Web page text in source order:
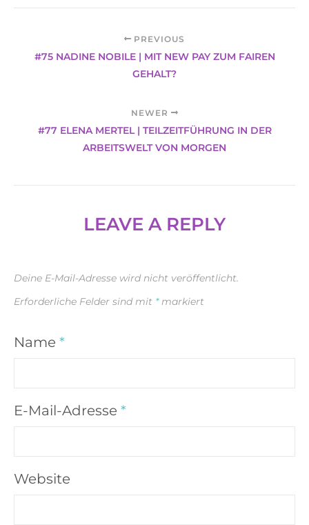
PREVIOUS
#75 NADINE NOBILE | MIT NEW PAY ZUM FAIREN
GEHALT?
NEWER
#77 ELENA MERTEL | TEILZEITFÜHRUNG IN DER
ARBEITSWELT VON MORGEN
LEAVE A REPLY
Deine E-Mail-Adresse wird nicht veröffentlicht.
Erforderliche Felder sind mit *markiert
Name *
E-Mail-Adresse *
Website